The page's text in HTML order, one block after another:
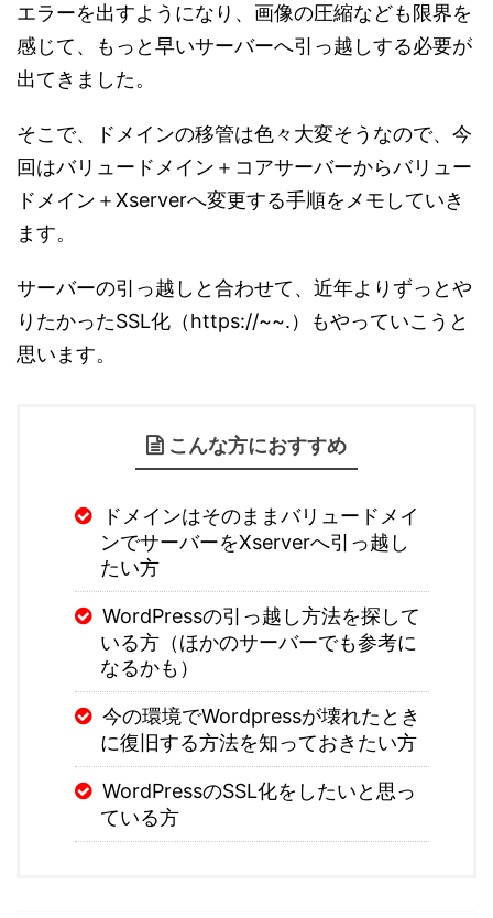
エラーを出すようになり、画像の圧縮なども限界を
感じて、もっと早いサーバーへ引っ越しする必要が
出てきました。
そこで、ドメインの移管は色々大変そうなので、今
回はバリュードメイン＋コアサーバーからバリュー
ドメイン＋Xserverへ変更する手順をメモしていき
ます。
サーバーの引っ越しと合わせて、近年よりずっとや
りたかったSSL化（https://~~.）もやっていこうと
思います。
こんな方におすすめ
ドメインはそのままバリュードメイ
ンでサーバーをXserverへ引っ越し
たい方
WordPressの引っ越し方法を探して
いる方（ほかのサーバーでも参考に
なるかも）
今の環境でWordpressが壊れたとき
に復旧する方法を知っておきたい方
WordPressのSSL化をしたいと思っ
ている方